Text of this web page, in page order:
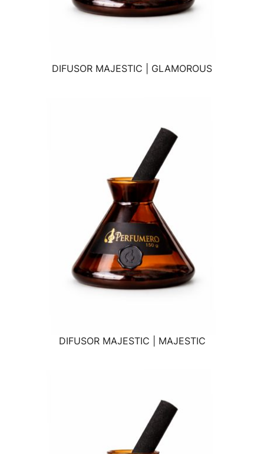
VISTA RÁPIDA
DIFUSOR MAJESTIC | GLAMOROUS
VISTA RÁPIDA
DIFUSOR MAJESTIC | MAJESTIC